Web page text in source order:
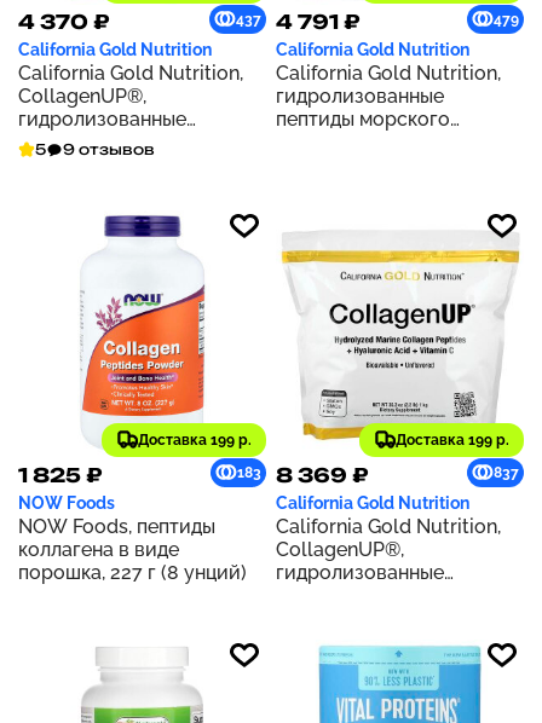
4 370 ₽ 437
California Gold Nutrition
California Gold Nutrition,
CollagenUP®,
гидролизованные
пептиды морского
коллагена с
витамином C, с
нейтральным вкусом, 464
г (1,02 фунта)
5 9 отзывов
4 791 ₽ 479
California Gold Nutrition
California Gold Nutrition,
гидролизованные
пептиды морского
Доставка 199 р.
1 825 ₽ 183
NOW Foods
NOW Foods, пептиды
коллагена в виде
порошка, 227 г (8 унций)
Доставка 199 р.
8 369 ₽ 837
California Gold Nutrition
California Gold Nutrition,
CollagenUP®,
гидролизованные
гиалуроновой кислотой и
витамином C, с
нейтральным вкусом, 1 кг
(2,2 фунта)